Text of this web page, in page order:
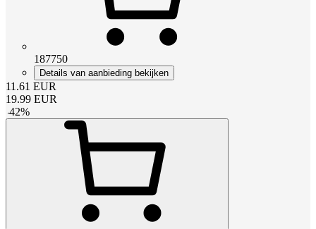
187750
Details van aanbieding bekijken
11.61 EUR
19.99 EUR
-42%